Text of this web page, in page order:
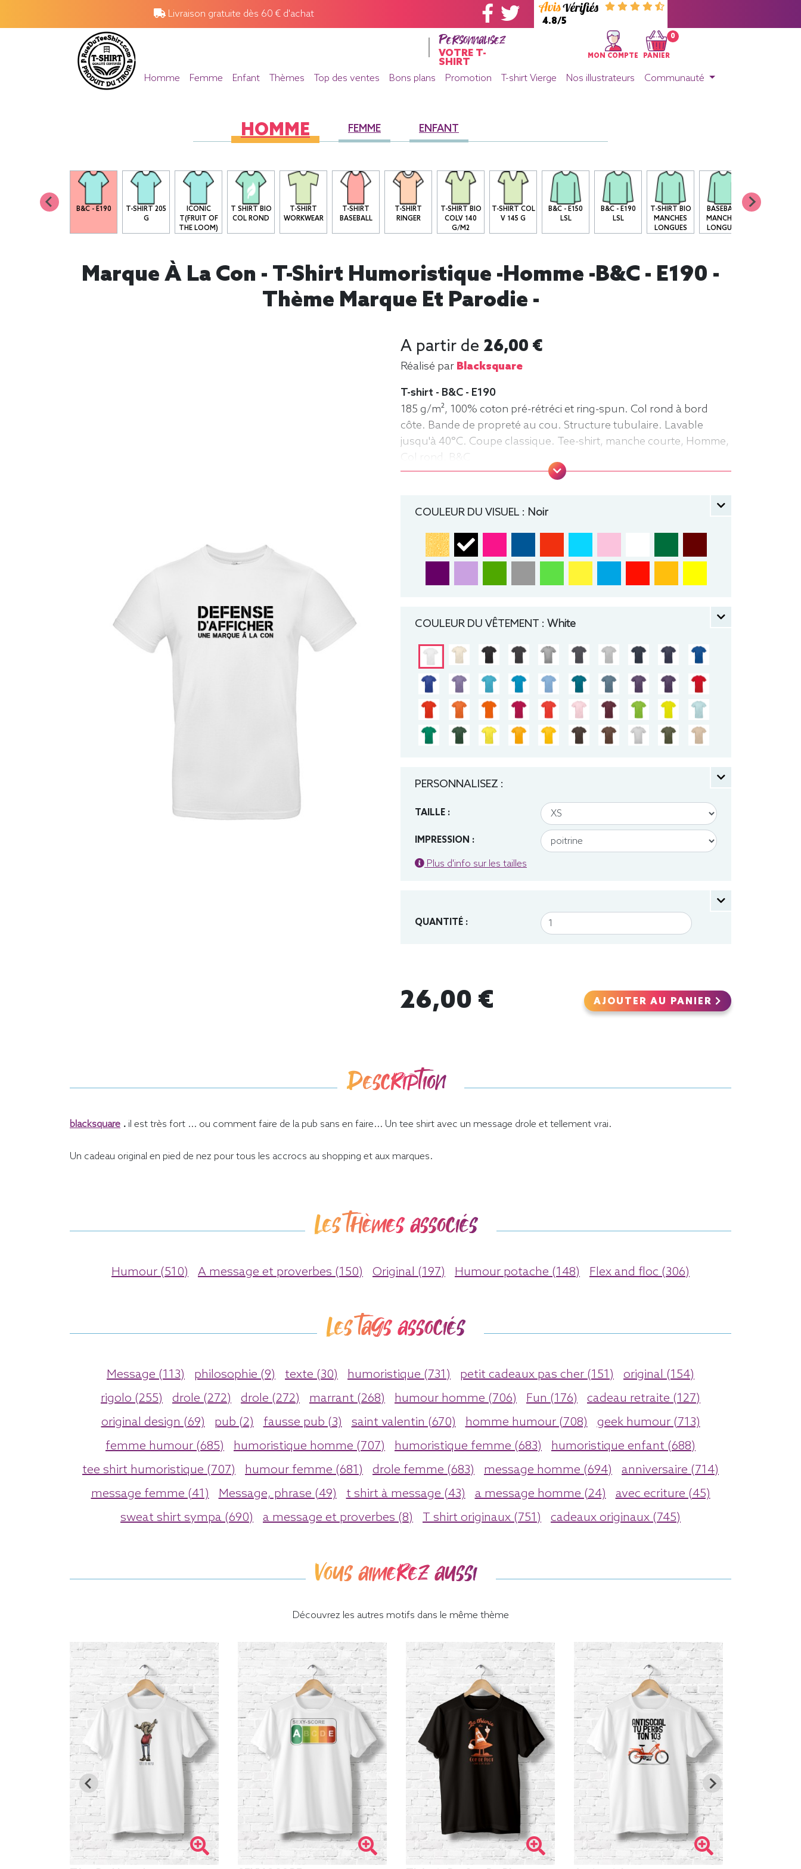
Livraison gratuite dès 60 € d'achat
4.8/5
Personnalisez
VOTRE T-
SHIRT
MON COMPTE
0
PANIER
Homme Femme Enfant Thèmes Top des ventes Bons plans Promotion T-shirt Vierge Nos illustrateurs Communauté
HOMME FEMME ENFANT
B&C - E190
T-SHIRT 205
G
ICONIC
T(FRUIT OF
THE LOOM)
T SHIRT BIO
COL ROND
T-SHIRT
WORKWEAR
T-SHIRT
BASEBALL
T-SHIRT
RINGER
T-SHIRT BIO
COLV 140
G/M2
T-SHIRT COL
V 145 G
B&C - E150
LSL
B&C - E190
LSL
T-SHIRT BIO
MANCHES
LONGUES
BASEBALL
MANCHES
LONGUES
SWEAT SANS
Marque À La Con - T-Shirt Humoristique -Homme -B&C - E190 -
Thème Marque Et Parodie -
A partir de 26,00 €
Réalisé par Blacksquare
T-shirt - B&C - E190
185 g/m², 100% coton pré-rétréci et ring-spun. Col rond à bord
côte. Bande de propreté au cou. Structure tubulaire. Lavable
jusqu'à 40°C. Coupe classique. Tee-shirt, manche courte, Homme,
Col rond, B&C
COULEUR DU VISUEL : Noir
COULEUR DU VÊTEMENT : White
PERSONNALISEZ :
TAILLE :
IMPRESSION :
Plus d'info sur les tailles
QUANTITÉ :
26,00 € AJOUTER AU PANIER
Description
blacksquare . il est très fort ... ou comment faire de la pub sans en faire... Un tee shirt avec un message drole et tellement vrai.
Un cadeau original en pied de nez pour tous les accrocs au shopping et aux marques.
Les thèmes associés
Humour (510) A message et proverbes (150) Original (197) Humour potache (148) Flex and floc (306)
Les tags associés
Message (113) philosophie (9) texte (30) humoristique (731) petit cadeaux pas cher (151)
original (154)
rigolo (255)
drole (272) drole (272) marrant (268) humour homme (706) Fun (176)
cadeau retraite (127)
original design (69)
pub (2) fausse pub (3) saint valentin (670) homme humour (708)
geek humour (713)
femme humour (685)
humoristique homme (707) humoristique femme (683)
humoristique enfant (688)
tee shirt humoristique (707)
humour femme (681) drole femme (683) message homme (694)
anniversaire (714)
message femme (41)
Message, phrase (49) t shirt à message (43) a message homme (24)
avec ecriture (45)
sweat shirt sympa (690)
a message et proverbes (8) T shirt originaux (751) cadeaux originaux (745)
Vous aimerez aussi
Découvrez les autres motifs dans le même thème